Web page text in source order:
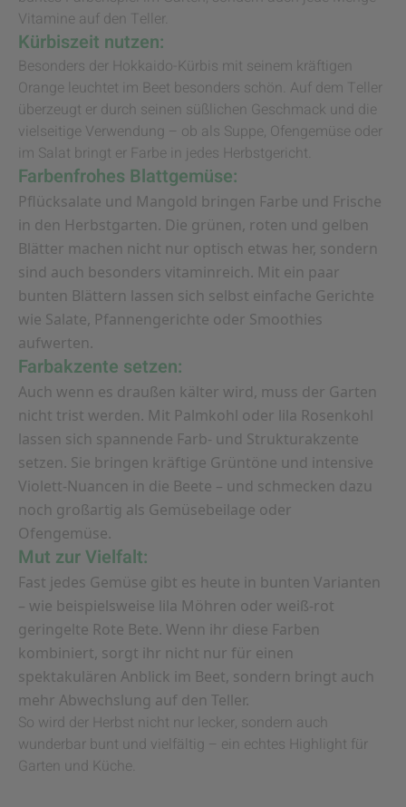
Vitamine auf den Teller.
Kürbiszeit nutzen:
Besonders der Hokkaido-Kürbis mit seinem kräftigen
Orange leuchtet im Beet besonders schön. Auf dem Teller
überzeugt er durch seinen süßlichen Geschmack und die
vielseitige Verwendung – ob als Suppe, Ofengemüse oder
im Salat bringt er Farbe in jedes Herbstgericht.
Farbenfrohes Blattgemüse:
Pflücksalate und Mangold bringen Farbe und Frische
in den Herbstgarten. Die grünen, roten und gelben
Blätter machen nicht nur optisch etwas her, sondern
sind auch besonders vitaminreich. Mit ein paar
bunten Blättern lassen sich selbst einfache Gerichte
wie Salate, Pfannengerichte oder Smoothies
aufwerten.
Farbakzente setzen:
Auch wenn es draußen kälter wird, muss der Garten
nicht trist werden. Mit Palmkohl oder lila Rosenkohl
lassen sich spannende Farb- und Strukturakzente
setzen. Sie bringen kräftige Grüntöne und intensive
Violett-Nuancen in die Beete – und schmecken dazu
noch großartig als Gemüsebeilage oder
Ofengemüse.
Mut zur Vielfalt:
Fast jedes Gemüse gibt es heute in bunten Varianten
– wie beispielsweise lila Möhren oder weiß-rot
geringelte Rote Bete. Wenn ihr diese Farben
kombiniert, sorgt ihr nicht nur für einen
spektakulären Anblick im Beet, sondern bringt auch
mehr Abwechslung auf den Teller.
So wird der Herbst nicht nur lecker, sondern auch
wunderbar bunt und vielfältig – ein echtes Highlight für
Garten und Küche.